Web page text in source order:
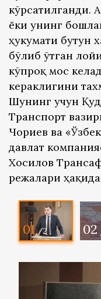
кўрсатилганди.
ёки унинг
ҳукумати бутун
бўлиб ўтган
кўпроқ мос
кераклигини
Шунинг учун
Транспорт
Чориев ва
давлат
Хосилов
режалари
01 /2 02